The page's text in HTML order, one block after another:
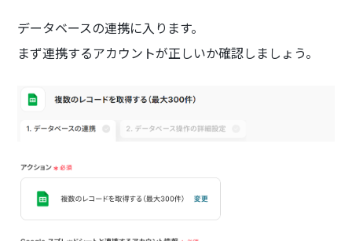
データベースの連携に入ります。
まず連携するアカウントが正しいか確認しましょう。